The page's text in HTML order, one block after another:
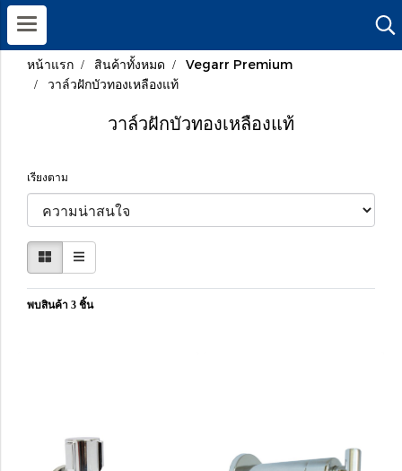
หน้าแรก สินค้าทั้งหมด
Vegarr Premium
วาล์วฝักบัวทองเหลืองแท้
วาล์วฝักบัวทองเหลืองแท้
เรียงตาม
พบสินค้า 3 ชิ้น